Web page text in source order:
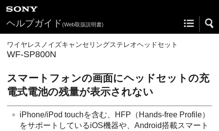
ヘルプガイド(Web取扱説明書)
ワイヤレスノイズキャンセリングステレオヘッドセット
WF-SP800N
スマートフォンの画面にヘッドセットの充
電式電池の残量が表示されない
iPhone/iPod touchを含む、 HFP （ Hands-free Profile）
をサポートしているiOS機器や、 Android搭載スマート